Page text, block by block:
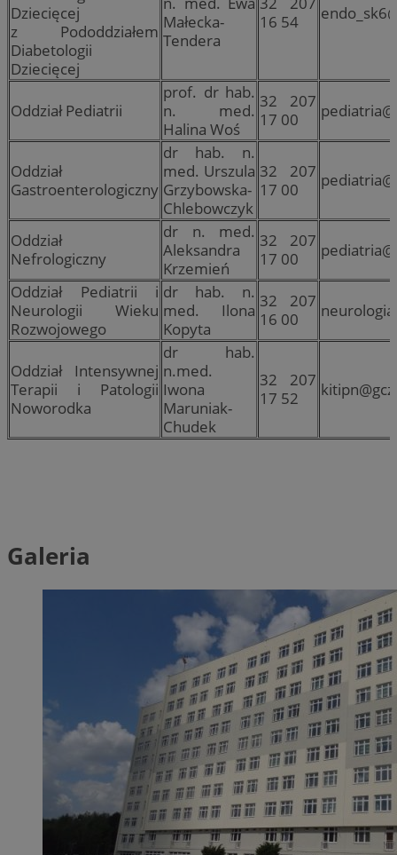
Dziecięcej
z Pododdziałem
Diabetologii
Dziecięcej
Małecka-
Tendera
16 54
Oddział Pediatrii
prof. dr hab.
n. med.
Halina Woś
32 207
17 00
Oddział
Gastroenterologiczny
dr hab. n.
med. Urszula
Grzybowska-
Chlebowczyk
32 207
17 00
Oddział
Nefrologiczny
dr n. med.
Aleksandra
Krzemień
32 207
17 00
Oddział Pediatrii i
Neurologii Wieku
Rozwojowego
dr hab. n.
med. Ilona
Kopyta
32 207
16 00
Oddział Intensywnej
Terapii i Patologii
Noworodka
dr hab.
n.med.
Iwona
Maruniak-
Chudek
32 207
17 52
Galeria